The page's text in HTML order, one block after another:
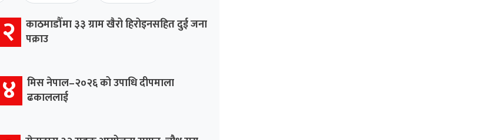
२ काठमाडौँमा ३३ ग्राम खैरो हिरोइनसहित दुई जना
पक्राउ
४ मिस नेपाल–२०२६ को उपाधि दीपमाला
ढकाललाई